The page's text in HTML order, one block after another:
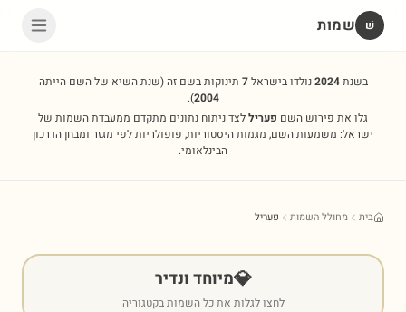
שׁ שמות
בשנת2024נולדו בישראל7 תינוקות בשם זה(שנת השיא של השם הייתה
2004
).
גלו את פירוש השם פעריללצד ניתוח נתונים מתקדם ממעבדת השמות של
ישראל: משמעות השם, מגמות היסטוריות, פופולריות לפי מגזר ומבחן הדרכון
הבינלאומי.
בית מחולל השמות פעריל
💎מיוחד ונדיר
לחצו לגלות את כל השמות בקטגוריה